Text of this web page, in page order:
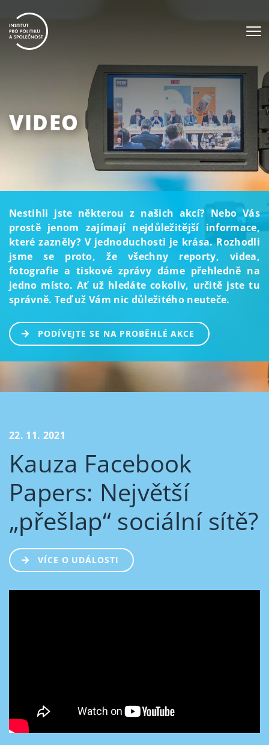
VIDEO
Nestihli jste některou z našich akcí? Nebo Vás
prostě jenom zajímají nejdůležitější informace,
které zazněly? V jednoduchosti je krása. Rozhodli
jsme se proto, že všechny reporty, videa,
fotografie a tiskové zprávy dáme přehledně na
jedno místo. Ať už hledáte cokoliv, určitě jste tu
správně. Teď už Vám nic důležitého neuteče.
PODÍVEJTE SE NA PROBĚHLÉ AKCE
22. 11. 2021
Kauza Facebook
Papers: Největší
„přešlap“ sociální sítě?
VÍCE O UDÁLOSTI